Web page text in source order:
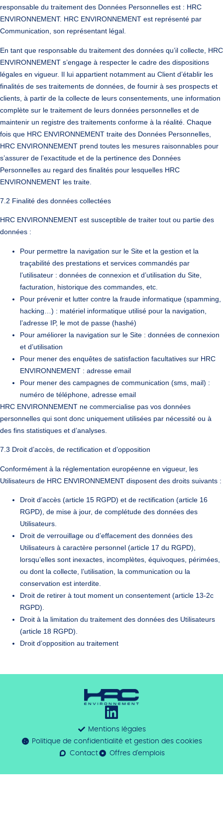
responsable du traitement des Données Personnelles est : HRC
ENVIRONNEMENT. HRC ENVIRONNEMENT est représenté par
Communication, son représentant légal.
En tant que responsable du traitement des données qu’il collecte, HRC
ENVIRONNEMENT s’engage à respecter le cadre des dispositions
légales en vigueur. Il lui appartient notamment au Client d’établir les
finalités de ses traitements de données, de fournir à ses prospects et
clients, à partir de la collecte de leurs consentements, une information
complète sur le traitement de leurs données personnelles et de
maintenir un registre des traitements conforme à la réalité. Chaque
fois que HRC ENVIRONNEMENT traite des Données Personnelles,
HRC ENVIRONNEMENT prend toutes les mesures raisonnables pour
s’assurer de l’exactitude et de la pertinence des Données
Personnelles au regard des finalités pour lesquelles HRC
ENVIRONNEMENT les traite.
7.2 Finalité des données collectées
HRC ENVIRONNEMENT est susceptible de traiter tout ou partie des
données :
Pour permettre la navigation sur le Site et la gestion et la
traçabilité des prestations et services commandés par
l’utilisateur : données de connexion et d’utilisation du Site,
facturation, historique des commandes, etc.
Pour prévenir et lutter contre la fraude informatique (spamming,
hacking…) : matériel informatique utilisé pour la navigation,
l’adresse IP, le mot de passe (hashé)
Pour améliorer la navigation sur le Site : données de connexion
et d’utilisation
Pour mener des enquêtes de satisfaction facultatives sur HRC
ENVIRONNEMENT : adresse email
Pour mener des campagnes de communication (sms, mail) :
numéro de téléphone, adresse email
HRC ENVIRONNEMENT ne commercialise pas vos données
personnelles qui sont donc uniquement utilisées par nécessité ou à
des fins statistiques et d’analyses.
7.3 Droit d’accès, de rectification et d’opposition
Conformément à la réglementation européenne en vigueur, les
Utilisateurs de HRC ENVIRONNEMENT disposent des droits suivants :
Droit d’accès (article 15 RGPD) et de rectification (article 16
RGPD), de mise à jour, de complétude des données des
Utilisateurs.
Droit de verrouillage ou d’effacement des données des
Utilisateurs à caractère personnel (article 17 du RGPD),
lorsqu’elles sont inexactes, incomplètes, équivoques, périmées,
ou dont la collecte, l’utilisation, la communication ou la
conservation est interdite.
Droit de retirer à tout moment un consentement (article 13-2c
RGPD).
Droit à la limitation du traitement des données des Utilisateurs
(article 18 RGPD).
Droit d’opposition au traitement
Mentions légales
Politique de confidentialité et gestion des cookies
Contact
Offres d'emplois